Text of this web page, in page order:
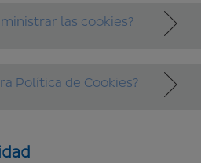
las cookies?
Política de Cookies?